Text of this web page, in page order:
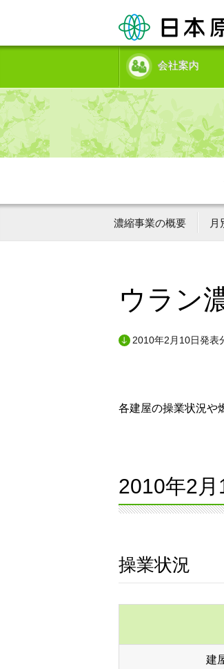
会社案内
濃縮事業の概要 月
ウラン
2010年2月10日発表
各建屋の操業状況や
2010年2
操業状況
建